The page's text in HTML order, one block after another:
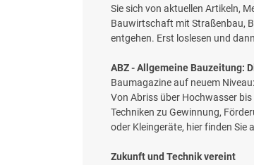
Sie sich von aktuellen Artikeln,
Bauwirtschaft mit Straßenbau,
entgehen. Erst loslesen und
ABZ - Allgemeine Bauzeitung:
Baumagazine auf neuem
Von Abriss über Hochwasser
Techniken zu Gewinnung,
oder Kleingeräte, hier finden Sie
Zukunft und Technik vereint